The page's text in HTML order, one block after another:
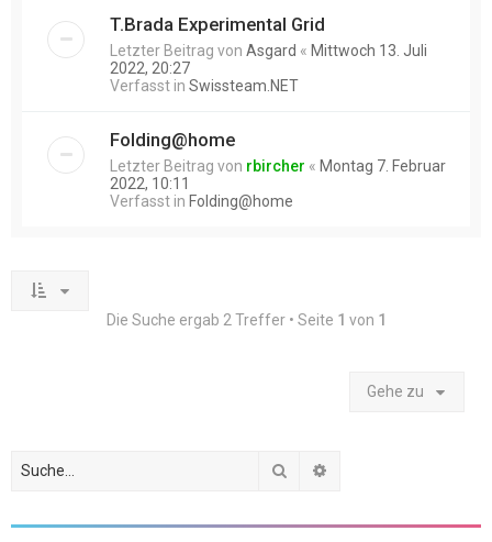
T.Brada Experimental Grid
Letzter Beitrag von Asgard « Mittwoch 13. Juli
2022, 20:27
Verfasst in Swissteam.NET
Folding@home
Letzter Beitrag von rbircher « Montag 7. Februar
2022, 10:11
Verfasst in Folding@home
Die Suche ergab 2 Treffer • Seite 1 von 1
Gehe zu
Suche